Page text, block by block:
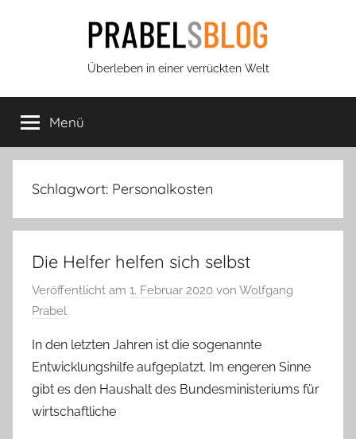
Prabels
Blog
Überleben in einer verrückten Welt
Menü
Schlagwort: Personalkosten
Die Helfer helfen sich selbst
Veröffentlicht am 1. Februar 2020 von Wolfgang
Prabel
In den letzten Jahren ist die sogenannte
Entwicklungshilfe aufgeplatzt. Im engeren Sinne
gibt es den Haushalt des Bundesministeriums für
wirtschaftliche